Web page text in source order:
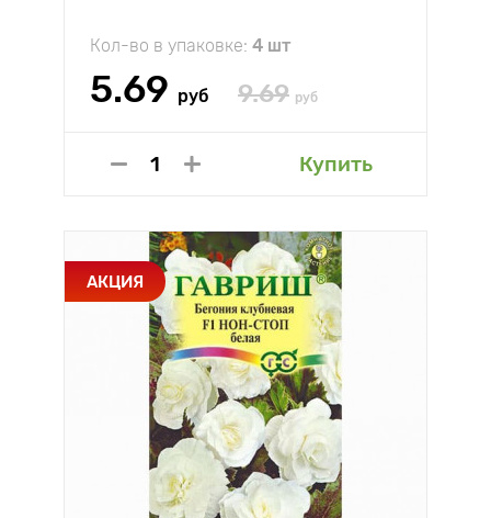
Кол-во в упаковке: 4 шт
5.69 руб 9.69 руб
Купить
АКЦИЯ